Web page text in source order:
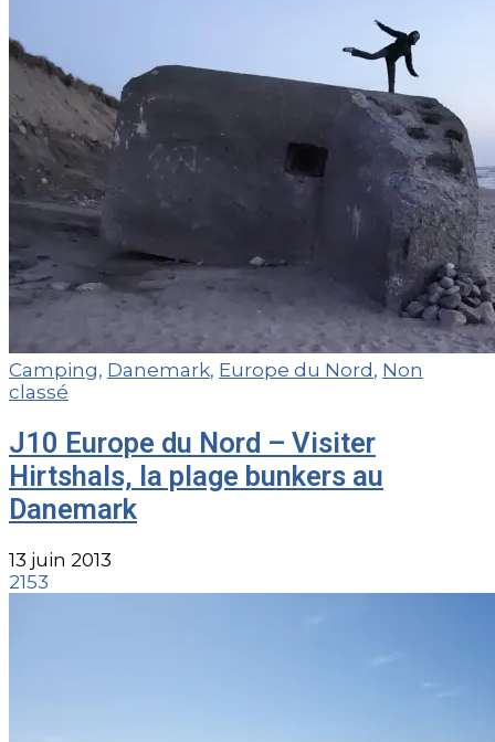
Camping, Danemark, Europe du Nord, Non
classé
J10 Europe du Nord – Visiter
Hirtshals, la plage bunkers au
Danemark
13 juin 2013
2153